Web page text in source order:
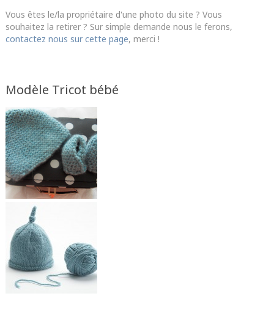
Vous êtes le/la propriétaire d'une photo du site ? Vous
souhaitez la retirer ? Sur simple demande nous le ferons,
contactez nous sur cette page, merci !
Modèle Tricot bébé